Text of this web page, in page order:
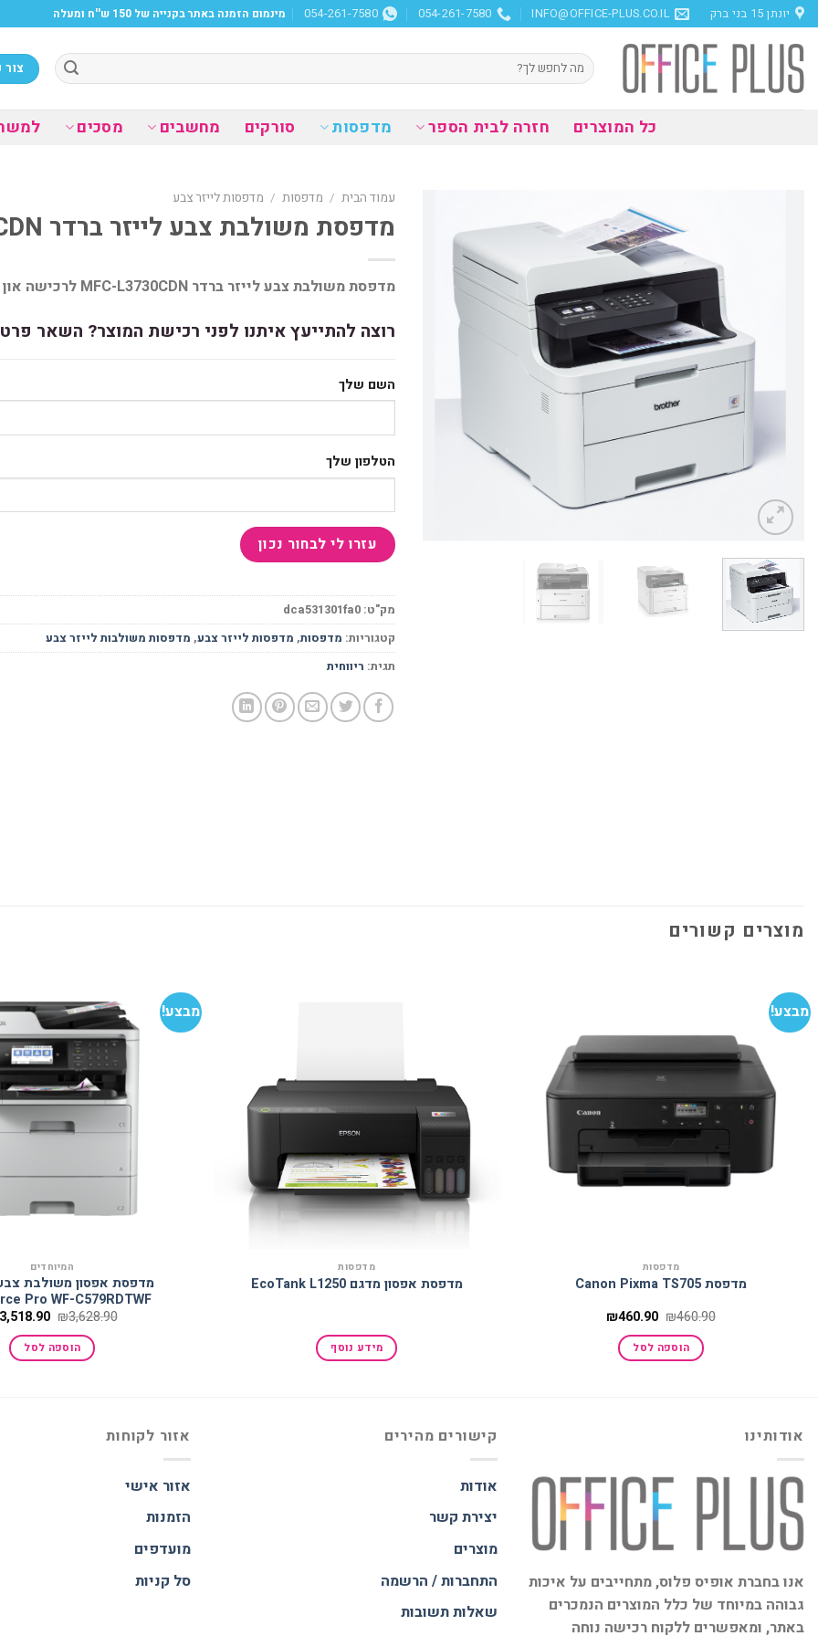
Skip
to
content
יונתן 15 בני ברק INFO@OFFICE-PLUS.CO.IL
054-261-7580
054-261-7580 מינמום הזמנה באתר בקנייה של 150 ש''ח ומעלה
חיפוש
עבור:
כל המוצרים חזרה לבית הספר מדפסות סורקים מחשבים מסכים
למועדפים
עמוד הבית / מדפסות / מדפסות לייזר צבע
מדפסת משולבת צבע לייזר ברדר MFC-L3730CDN
מדפסת משולבת צבע לייזר ברדר MFC-L3730CDN לרכישה און ליין ומשלוח מהיר עד הבית
רוצה להתייעץ איתנו לפני רכישת המוצר? השאר
השם שלך
הטלפון שלך
מק"ט: dca531301fa0
קטגוריות: מדפסות, מדפסות לייזר צבע, מדפסות משולבות לייזר צבע
תגית: ריווחית
מוצרים קשורים
מבצע!
מדפסות
מדפסת Canon Pixma TS705
₪460.90 המחיר
היה:
₪460.90.
₪460.90 המחיר
הוספה לסל
מדפסות
מדפסת אפסון מדגם EcoTank L1250
מידע נוסף
מבצע!
המיוחדים
Pro WF-C579RDTWF
₪3,628.90 המחיר
היה:
הוספה לסל
אודותינו
אנו בחברת אופיס פלוס, מתחייבים על איכות
גבוהה במיוחד של כלל המוצרים הנמכרים
באתר, ומאפשרים ללקוח רכישה נוחה
קישורים מהירים
אודות
יצירת קשר
מוצרים
התחברות / הרשמה
שאלות תשובות
אזור לקוחות
אזור אישי
הזמנות
מועדפים
סל קניות